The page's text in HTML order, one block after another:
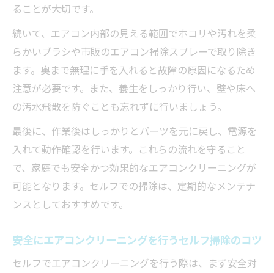
ることが大切です。
続いて、エアコン内部の見える範囲でホコリや汚れを柔
らかいブラシや市販のエアコン掃除スプレーで取り除き
ます。奥まで無理に手を入れると故障の原因になるため
注意が必要です。また、養生をしっかり行い、壁や床へ
の汚水飛散を防ぐことも忘れずに行いましょう。
最後に、作業後はしっかりとパーツを元に戻し、電源を
入れて動作確認を行います。これらの流れを守ること
で、家庭でも安全かつ効果的なエアコンクリーニングが
可能となります。セルフでの掃除は、定期的なメンテナ
ンスとしておすすめです。
安全にエアコンクリーニングを行うセルフ掃除のコツ
セルフでエアコンクリーニングを行う際は、まず安全対